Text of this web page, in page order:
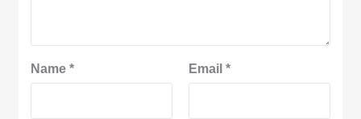
Name* Email *